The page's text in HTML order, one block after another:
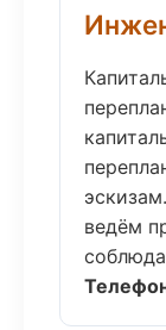
ведём